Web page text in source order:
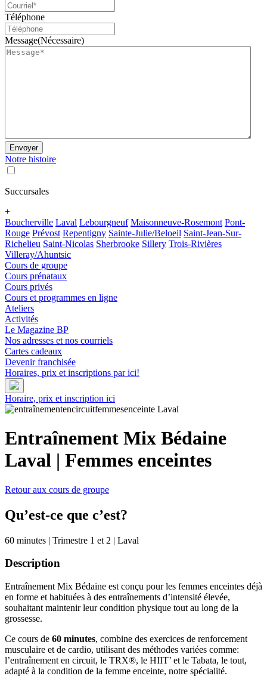
Téléphone
Message(Nécessaire)
Envoyer
Notre histoire
Succursales
+
Boucherville Laval Lebourgneuf Maisonneuve-Rosemont Pont-
Rouge Prévost Repentigny Sainte-Julie/Beloeil Saint-Jean-Sur-
Richelieu Saint-Nicolas Sherbrooke Sillery Trois-Rivières
Villeray/Ahuntsic
Cours de groupe
Cours prénataux
Cours privés
Cours et programmes en ligne
Ateliers
Activités
Le Magazine BP
Nos adresses et nos courriels
Cartes cadeaux
Devenir franchisée
Horaires, prix et inscriptions par ici!
Horaire, prix et inscription ici
Entraînement Mix Bédaine
Laval | Femmes enceintes
Retour aux cours de groupe
Qu’est-ce que c’est?
60 minutes | Trimestre 1 et 2 | Laval
Description
Entraînement Mix Bédaine est conçu pour les femmes enceintes déjà
en forme et habituées à des entraînements d’intensité élevée,
souhaitant maintenir leur condition physique tout au long de la
grossesse.
Ce cours de 60 minutes, combine des exercices de renforcement
musculaire et de cardio, utilisant des méthodes variées comme:
l’entraînement en circuit, le TRX®️, le HIIT’ et le Tabata, le tout,
adapté à la condition de la femme enceinte, notre spécialité.